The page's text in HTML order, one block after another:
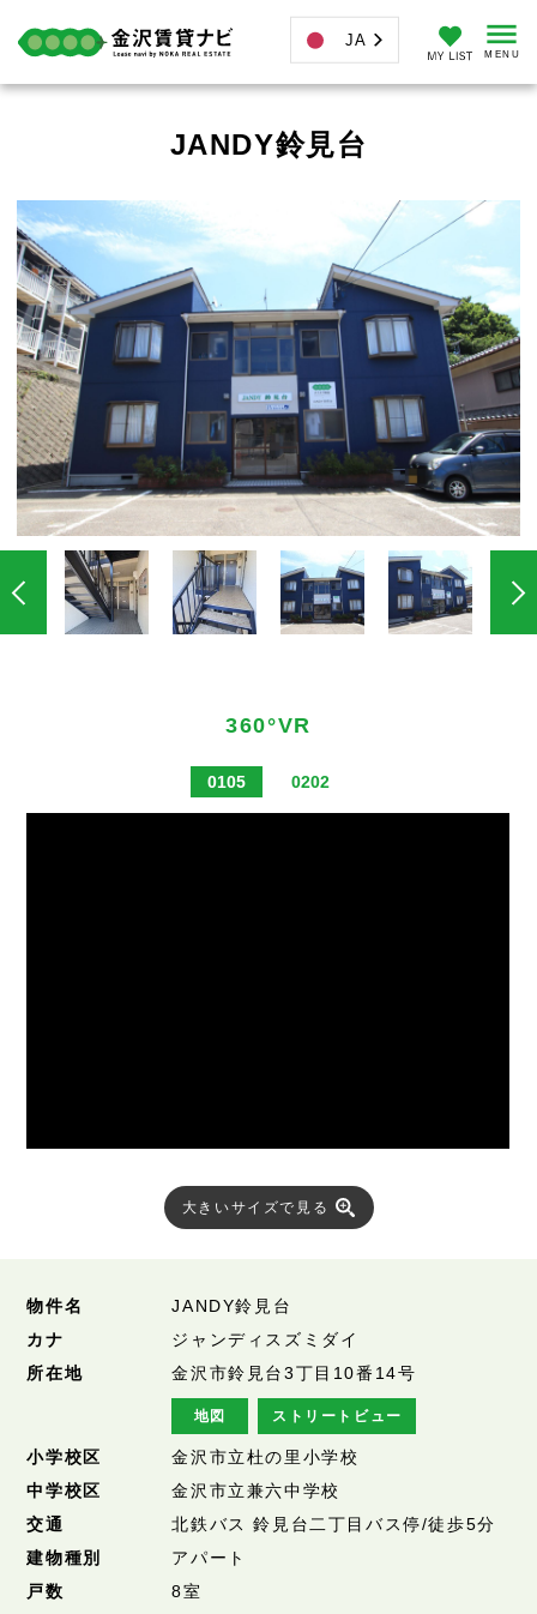
JA
JANDY鈴見台
360°VR
0105 0202
大きいサイズで見る
物件名
JANDY鈴見台
カナ
ジャンディスズミダイ
所在地
金沢市鈴見台3丁目10番14号
地図 ストリートビュー
小学校区
金沢市立杜の里小学校
中学校区
金沢市立兼六中学校
交通
北鉄バス 鈴見台二丁目バス停/徒歩5分
建物種別
アパート
戸数
8室